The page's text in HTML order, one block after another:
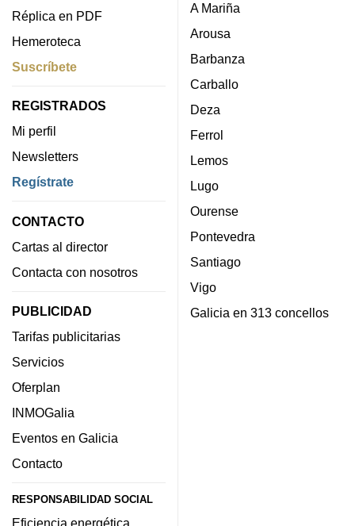
Réplica en PDF
Hemeroteca
Suscríbete
REGISTRADOS
Mi perfil
Newsletters
Regístrate
CONTACTO
Cartas al director
Contacta con nosotros
PUBLICIDAD
Tarifas publicitarias
Servicios
Oferplan
INMOGalia
Eventos en Galicia
Contacto
RESPONSABILIDAD SOCIAL
Eficiencia energética
A Mariña
Arousa
Barbanza
Carballo
Deza
Ferrol
Lemos
Lugo
Ourense
Pontevedra
Santiago
Vigo
Galicia en 313 concellos